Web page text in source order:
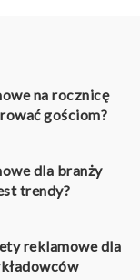
na rocznicę
gościom?
dla branży
trendy?
reklamowe dla